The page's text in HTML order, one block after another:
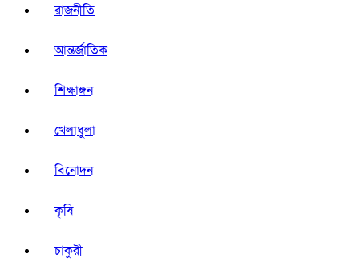
রাজনীতি
আন্তর্জাতিক
শিক্ষাঙ্গন
খেলাধুলা
বিনোদন
কৃষি
চাকুরী